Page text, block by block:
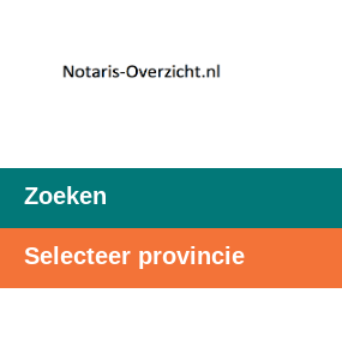
Zoeken
Selecteer provincie